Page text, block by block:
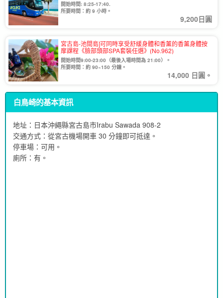
開始時間: 8:25-17:40.
所要時間：約 9 小時。
9,200日圓
宮古島-池間島]可同時享受舒緩身體和香薰的香薰身體按
摩課程《臉部頭部SPA套裝任選》(No.962)
開始時間9:00-23:00（最後入場時間為 21:00）。
所要時間：約 90~150 分鐘。
14,000 日圓。
白鳥崎的基本資訊
地址：日本沖繩縣宮古島市Irabu Sawada 908-2
交通方式：從宮古機場開車 30 分鐘即可抵達。
停車場：可用。
廁所：有。